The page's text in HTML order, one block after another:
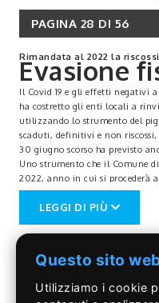
PAGINA 28 DI 56
Rimandata al 2022 la
Evasione
Il Covid 19 e gli effetti negativi
ha costretto gli enti locali a
utilizzando lo strumento del
scaduti, definitivi e non riscossi,
30 giugno scorso ha previsto
Uno strumento che il Comune
2022, anno in cui si procederà
di atti scaduti, definitivi e non
Tari, ma anche a portare
stipula di uno specifico
non è comunque rimasto con
ammanchi relativi agli anni
LEGGI DI PIÙ
Questo sito
Utilizziamo i cookie